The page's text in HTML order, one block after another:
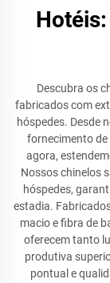
Descubra os
fabricados com
hóspedes. Desde
fornecimento de
agora,
Nossos chinelos
hóspedes,
estadia.
macio e fibra de
oferecem tanto
produtiva
pontual e